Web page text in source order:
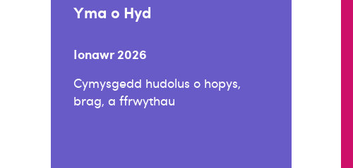
Yma o Hyd
Ionawr 2026
Cymysgedd hudolus o hopys,
brag, a ffrwythau